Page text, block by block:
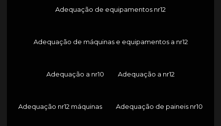
Adequação de equipamentos nr12
Adequação de máquinas e equipamentos a nr12
Adequação a nr10 Adequação a nr12
Adequação nr12 máquinas Adequação de paineis nr10